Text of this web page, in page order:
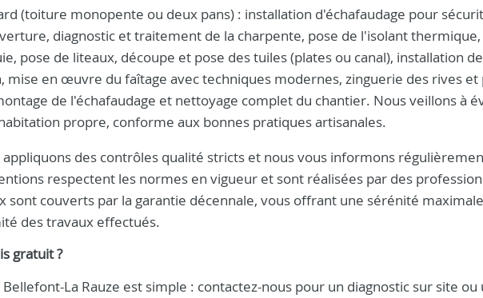
(toiture monopente ou deux pans) : installation d'échafaudage pour
diagnostic et traitement de la charpente, pose de l'isolant thermique,
pose de liteaux, découpe et pose des tuiles (plates ou canal), installation
mise en œuvre du faîtage avec techniques modernes, zinguerie des rives et
de l'échafaudage et nettoyage complet du chantier. Nous veillons à
propre, conforme aux bonnes pratiques artisanales.
appliquons des contrôles qualité stricts et nous vous informons
respectent les normes en vigueur et sont réalisées par des
sont couverts par la garantie décennale, vous offrant une sérénité
des travaux effectués.
gratuit ?
La Rauze est simple : contactez-nous pour un diagnostic sur site ou